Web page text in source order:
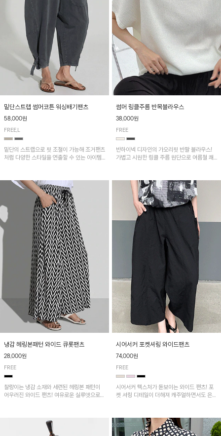
밑단스트랩 썸머코튼 워싱배기팬츠
58,000원
FREE,L
밑단의 스트랩으로 핏 조절이 가능해 조거팬츠
처럼 다양한 스타일을 연출할 수 있는 아이템!
썸머 링클주름 반목블라우스
38,000원
FREE
반하이넥 디자인의 가오리핏 반팔 블라우스!
가볍고 시원한 링클 주름 원단으로 여름철 쾌
냉감 헤링본패턴 와이드 큐롯팬츠
28,000원
FREE
찰랑이는 냉감 소재와 세련된 헤링본 패턴이
어우러진 와이드 팬츠! 여유로운 실루엣으로
시어서커 포켓셔링 와이드팬츠
74,000원
FREE
시어서커 텍스처가 돋보이는 와이드 팬츠! 포
켓 셔링 디테일이 더해져 캐주얼하면서도 은은
다. 가볍고 쾌적한 착용감으로 여름철 데일리
아이템으로 활용하기 좋아요~